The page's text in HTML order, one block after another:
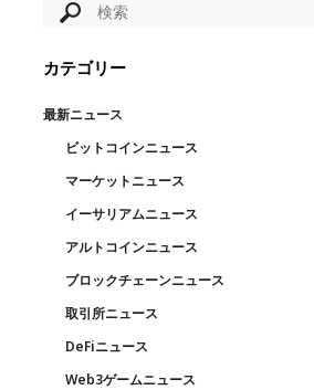
カテゴリー
最新ニュース
ビットコインニュース
マーケットニュース
イーサリアムニュース
アルトコインニュース
ブロックチェーンニュース
取引所ニュース
DeFiニュース
Web3ゲームニュース